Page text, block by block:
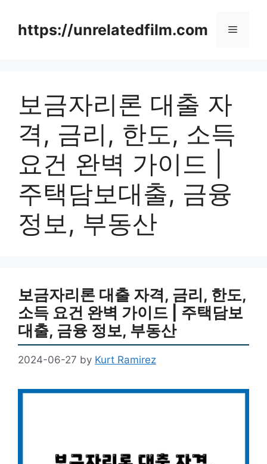
contenthttps://unrelatedfilm.com Menu
보금자리론 대출 자
격, 금리, 한도, 소득
요건 완벽 가이드 |
주택담보대출, 금융
정보, 부동산
보금자리론 대출 자격, 금리, 한도,
소득 요건 완벽 가이드 | 주택담보
대출, 금융 정보, 부동산
2024-06-27 by Kurt Ramirez